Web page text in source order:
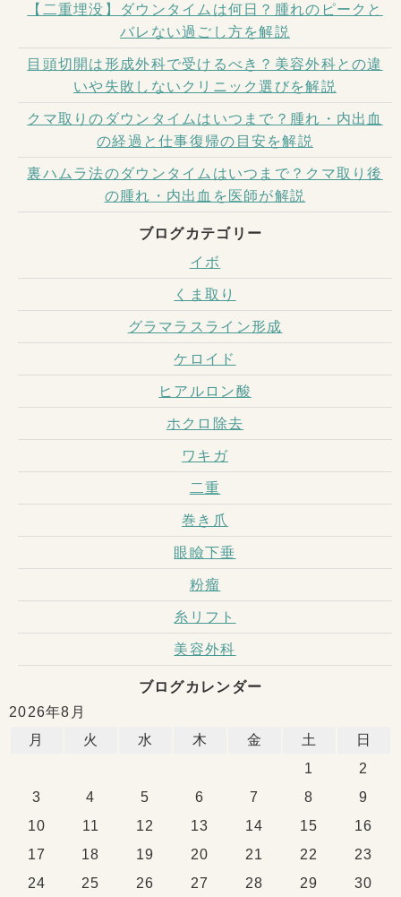
【二重埋没】ダウンタイムは何日？腫れのピークと
バレない過ごし方を解説
目頭切開は形成外科で受けるべき？美容外科との違
いや失敗しないクリニック選びを解説
クマ取りのダウンタイムはいつまで？腫れ・内出血
の経過と仕事復帰の目安を解説
裏ハムラ法のダウンタイムはいつまで？クマ取り後
の腫れ・内出血を医師が解説
ブログカテゴリー
イボ
くま取り
グラマラスライン形成
ケロイド
ヒアルロン酸
ホクロ除去
ワキガ
二重
巻き爪
眼瞼下垂
粉瘤
糸リフト
美容外科
ブログカレンダー
2026年8月
月
火 水 木 金 土
日
1
2
3
4 5 6 7 8
9
10
11 12 13 14 15
16
17
18 19 20 21 22
23
24
25 26 27 28 29 30